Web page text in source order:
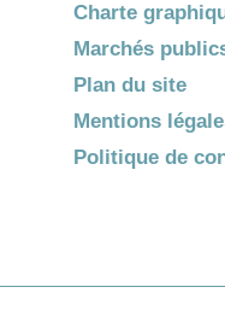
Charte
Marchés
Plan du site
Mentions
Politique de